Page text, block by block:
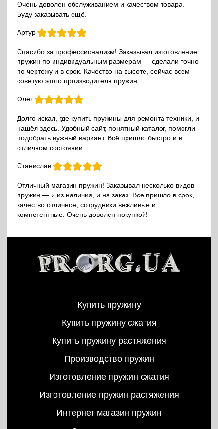
Очень доволен обслуживанием и качеством товара.
Буду заказывать ещё.
Артур
Спасибо за профессионализм! Заказывал изготовление
пружин по индивидуальным размерам — сделали точно
по чертежу и в срок. Качество на высоте, сейчас всем
советую этого производителя пружин
Олег
Долго искал, где купить пружины для ремонта техники, и
нашёл здесь. Удобный сайт, понятный каталог, помогли
подобрать нужный вариант. Всё пришло быстро и в
отличном состоянии.
Станислав
Отличный магазин пружин! Заказывал несколько видов
пружин — и из наличия, и на заказ. Все пришло в срок,
качество отличное, сотрудники вежливые и
компетентные. Очень доволен покупкой!
Купить пружину
Купить пружину сжатия
Купить пружину растяжения
Производство пружин
Изготовление пружин сжатия
Изготовление пружин растяжения
Интернет магазин пружин